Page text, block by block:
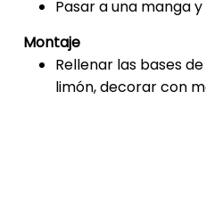
Pasar a una manga
Montaje
Rellenar las bases
limón, decorar con